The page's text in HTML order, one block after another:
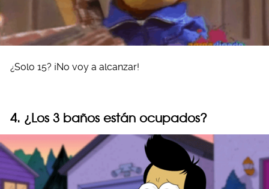
¿Solo 15? ¡No voy a alcanzar!
4. ¿Los 3 baños están ocupados?